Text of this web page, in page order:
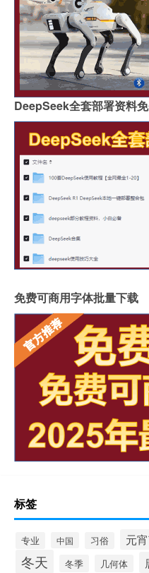
DeepSeek全套部署资料
免费可商用字体批量下载
标签
专业 中国 习俗 元
冬天 冬季 几何体